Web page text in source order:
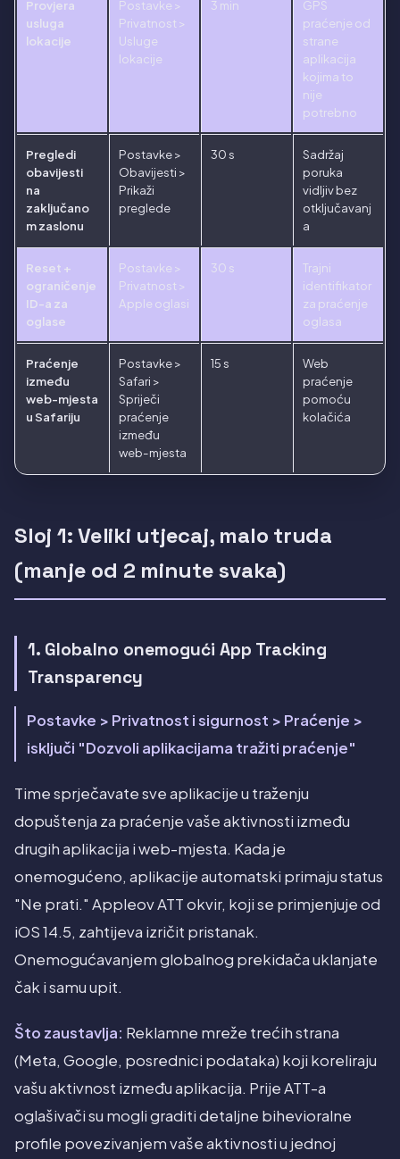
Provjera
usluga
lokacije
Postavke >
Privatnost >
Usluge
lokacije
3 min
GPS
praćenje od
strane
aplikacija
kojima to
nije
potrebno
Pregledi
obavijesti
na
zaključano
m zaslonu
Postavke >
Obavijesti >
Prikaži
preglede
30 s
Sadržaj
poruka
vidljiv bez
otključavanj
a
Reset +
ograničenje
ID-a za
oglase
Postavke >
Privatnost >
Apple oglasi
30 s
Trajni
identifikator
za praćenje
oglasa
Praćenje
između
web-mjesta
u Safariju
Postavke >
Safari >
Spriječi
praćenje
između
web-mjesta
15 s
Web
praćenje
pomoću
kolačića
Sloj 1: Veliki utjecaj, malo truda
(manje od 2 minute svaka)
1. Globalno onemogući App Tracking
Transparency
Postavke > Privatnost i sigurnost > Praćenje >
isključi "Dozvoli aplikacijama tražiti praćenje"
Time sprječavate sve aplikacije u traženju
dopuštenja za praćenje vaše aktivnosti između
drugih aplikacija i web-mjesta. Kada je
onemogućeno, aplikacije automatski primaju status
"Ne prati." Appleov ATT okvir, koji se primjenjuje od
iOS 14.5, zahtijeva izričit pristanak.
Onemogućavanjem globalnog prekidača uklanjate
čak i samu upit.
Što zaustavlja: Reklamne mreže trećih strana
(Meta, Google, posrednici podataka) koji koreliraju
vašu aktivnost između aplikacija. Prije ATT-a
oglašivači su mogli graditi detaljne bihevioralne
profile povezivanjem vaše aktivnosti u jednoj